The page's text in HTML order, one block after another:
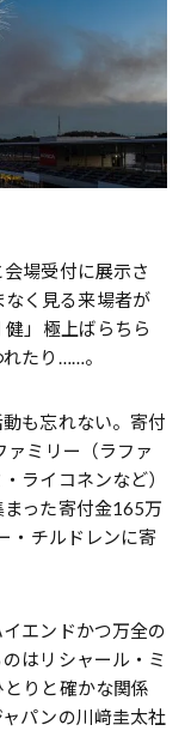
場受付に展示さ
く見る来場者が
」極上ばらちら
たり……。
も忘れない。寄付
ァミリー（ラファ
ライコネンなど）
った寄付金165万
・チルドレンに寄
エンドかつ万全の
はリシャール・ミ
りと確かな関係
パンの川﨑圭太社